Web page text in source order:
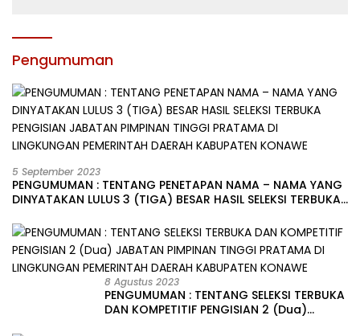
Pengumuman
5 September 2023
PENGUMUMAN : TENTANG PENETAPAN NAMA – NAMA YANG
DINYATAKAN LULUS 3 (TIGA) BESAR HASIL SELEKSI TERBUKA
LINGKUNGAN PEMERINTAH DAERAH KABUPATEN KONAWE
8 Agustus 2023
PENGUMUMAN : TENTANG SELEKSI TERBUKA
DAN KOMPETITIF PENGISIAN 2 (Dua)